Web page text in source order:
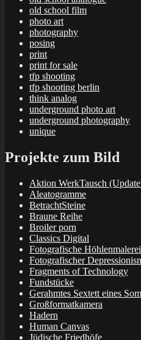
old school film
photo art
photography
posing
print
print for sale
tfp shooting
tfp shooting berlin
think analog
underground photo art
underground photography
unique
Projekte zum Bild
Aktion WerkTausch
Aleatogramme
BetrachtSteine
Braune Reihe
Broiler porn
Classics Digital
Fotografische
Fotografischer
Fragments of Technology
Fundstücke
Gerahmtes Sextett eines
Großformatkamera
Hadern
Human Canvas
Jüdische Friedhöfe